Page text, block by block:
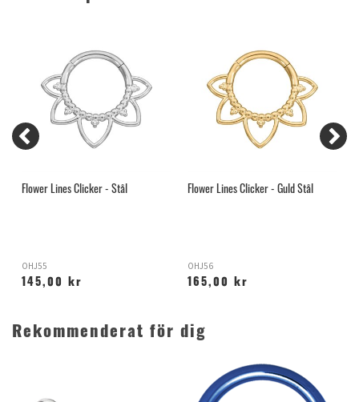
Flower Lines Clicker - Stål
OHJ55
145,00 kr
Flower Lines Clicker - Guld Stål
OHJ56
165,00 kr
Rekommenderat för dig